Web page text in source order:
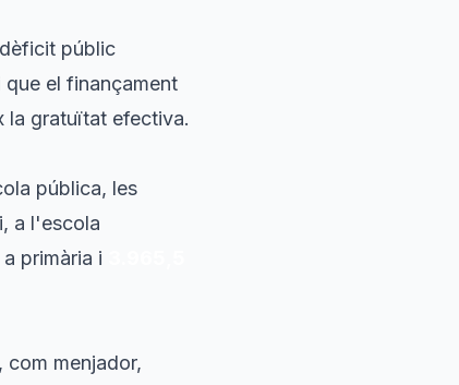
públic
el finançament
la gratuïtat efectiva.
pública, les
a l'escola
a primària i
menjador,